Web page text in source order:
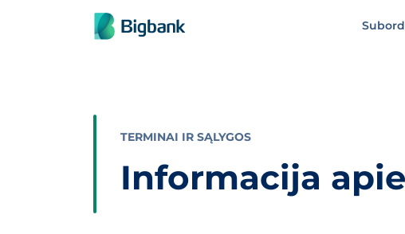
Praleisti turinį
TERMINAI IR SĄLYGOS
Informacija